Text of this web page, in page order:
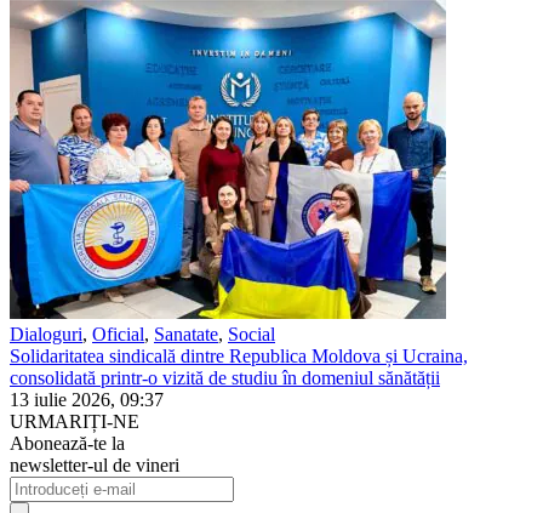
Dialoguri, Oficial, Sanatate, Social
Solidaritatea sindicală dintre Republica Moldova și Ucraina,
consolidată printr-o vizită de studiu în domeniul sănătății
13 iulie 2026, 09:37
URMARIȚI-NE
Abonează-te la
newsletter-ul de vineri